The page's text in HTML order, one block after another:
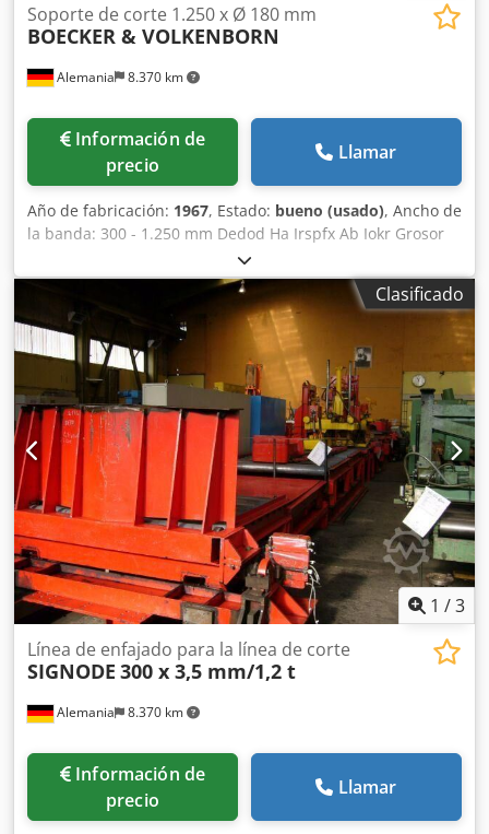
Alemania 8.370 km
Soporte de corte 1.250 x Ø 180 mm
BOECKER & VOLKENBORN
Información de
precio
Llamar
Año de fabricación: 1967, Estado: bueno (usado), Ancho de
la banda: 300 - 1.250 mm Dedod Ha Irspfx Ab Iokr Grosor
de la banda: 0,5 - 3 mm Diámetro del eje de las cuchillas:
180 mm
Clasificado
1 /3
Alemania 8.370 km
Línea de enfajado para la línea de corte
SIGNODE 300 x 3,5 mm/1,2 t
Información de
precio
Llamar